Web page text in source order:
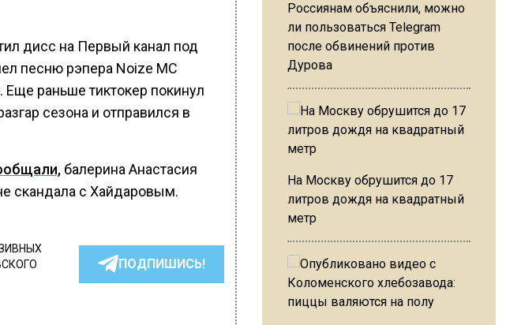
дисс на Первый канал под
песню рэпера Noize MC
Еще раньше тиктокер покинул
сезона и отправился в
балерина Анастасия
скандала с Хайдаровым.
ПОДПИШИСЬ!
Россиянам объяснили, можно
ли пользоваться Telegram
после обвинений против
Дурова
На Москву обрушится до 17
литров дождя на квадратный
метр